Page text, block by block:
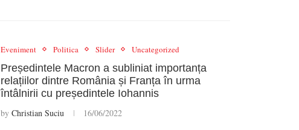
Eveniment Politica Slider Uncategorized
Președintele Macron a subliniat importanța
relațiilor dintre România și Franța în urma
întâlnirii cu președintele Iohannis
by Christian Suciu 16/06/2022